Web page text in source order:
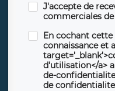
J'accepte de
commerciales
En cochant cette
connaissance et
d'utilisation</a>
de-
de